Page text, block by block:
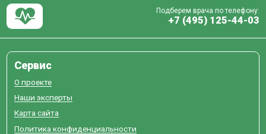
Подберем врача по телефону:
+7 (495) 125-44-03
Сервис
О проекте
Наши эксперты
Карта сайта
Политика конфиденциальности